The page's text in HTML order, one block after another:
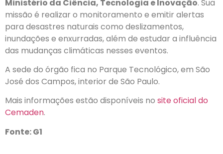
Ministério da Ciência, Tecnologia e Inovação. Sua
missão é realizar o monitoramento e emitir alertas
para desastres naturais como deslizamentos,
inundações e enxurradas, além de estudar a influência
das mudanças climáticas nesses eventos.
A sede do órgão fica no Parque Tecnológico, em São
José dos Campos, interior de São Paulo.
Mais informações estão disponíveis no site oficial do
Cemaden.
Fonte: G1